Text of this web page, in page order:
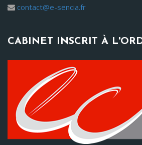
contact@e-sencia.fr
CABINET INSCRIT À